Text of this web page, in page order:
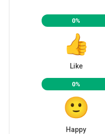
0%
Like
0%
Happy